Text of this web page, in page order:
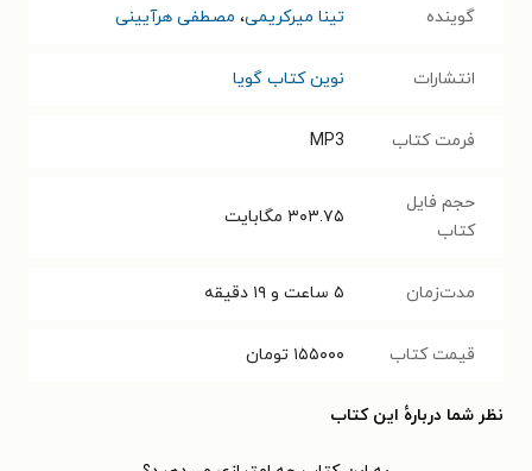
گوینده تینا میرکریمی، مصطفی هرآیینی
انتشارات نوین کتاب گویا
فرمت کتاب MP3
حجم فایل
کتاب
۳۰۳.۷۵ مگابایت
مدت‌زمان ۵ ساعت و ۱۹ دقیقه
قیمت کتاب ۱۵۵۰۰۰ تومان
نظر شما دربارهٔ این کتاب